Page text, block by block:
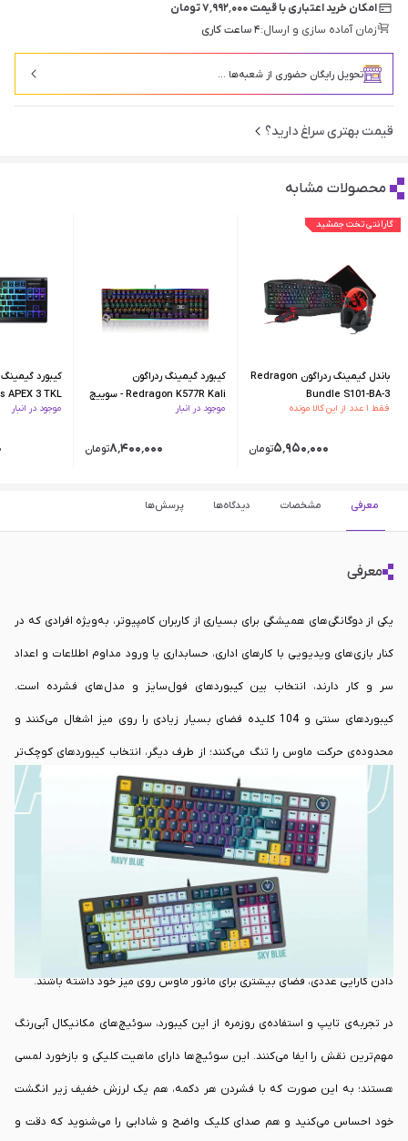
امکان خرید اعتباری با قیمت ۷٬۹۹۲٬۰۰۰ تومان
زمان آماده سازی و ارسال:۴ ساعت کاری
تحویل رایگان حضوری از شعبه‌ها ...
قیمت بهتری سراغ دارید؟
محصولات مشابه
گارانتی تخت جمشید
باندل گیمینگ ردراگون Redragon
Bundle S101-BA-3
فقط ۱ عدد از این کالا مونده
۵٬۹۵۰٬۰۰۰تومان
کیبورد گیمینگ ردراگون
Redragon K577R Kali - سوییچ
قهوه ای
موجود در انبار
۸٬۴۰۰٬۰۰۰تومان
کیبورد
APEX 3 TKL
موجود در انبار
معرفی مشخصات دیدگاه‌ها پرسش‌ها
معرفی
یکی از دوگانگی‌های همیشگی برای بسیاری از کاربران کامپیوتر، به‌ویژه افرادی که در
کنار بازی‌های ویدیویی با کارهای اداری، حسابداری یا ورود مداوم اطلاعات و اعداد
سر و کار دارند، انتخاب بین کیبوردهای فول‌سایز و مدل‌های فشرده است.
کیبوردهای سنتی و 104 کلیده فضای بسیار زیادی را روی میز اشغال می‌کنند و
محدوده‌ی حرکت ماوس را تنگ می‌کنند؛ از طرف دیگر، انتخاب کیبوردهای کوچک‌تر
معمولاً به معنای فدا کردن بخش بسیار کاربردی اعداد است. کیبورد گیمینگ فنتک
مدل FantechATOM96 Mizu Edition با سوئیچ‌های آبی، دقیقاً برای حل همین
چالش و ایجاد یک تعادل هوشمندانه طراحی شده است. این محصول با چیدمان
فشرده‌ی 96 کلیدی خود، موفق شده تا بخش نام‌پد و کلیدهای حیاتی را حفظ کند،
اما در عین حال ابعاد کلی بدنه را به شکل قابل‌توجهی نسبت به مدل‌های استاندارد
کاهش دهد؛ انتخابی منطقی و میان‌رده برای افرادی که می‌خواهند بدون از دست
دادن کارایی عددی، فضای بیشتری برای مانور ماوس روی میز خود داشته باشند.
در تجربه‌ی تایپ و استفاده‌ی روزمره از این کیبورد، سوئیچ‌های مکانیکال آبی‌رنگ
مهم‌ترین نقش را ایفا می‌کنند. این سوئیچ‌ها دارای ماهیت کلیکی و بازخورد لمسی
هستند؛ به این صورت که با فشردن هر دکمه، هم یک لرزش خفیف زیر انگشت
خود احساس می‌کنید و هم صدای کلیک واضح و شادابی را می‌شنوید که دقت و